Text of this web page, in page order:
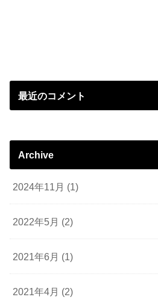
最近のコメント
Archive
2024年11月 (1)
2022年5月 (2)
2021年6月 (1)
2021年4月 (2)